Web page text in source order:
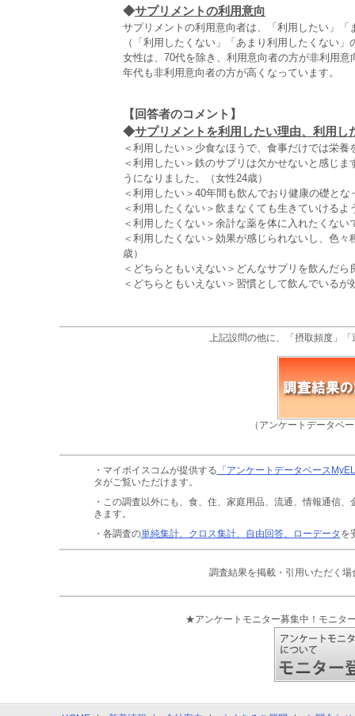
◆サプリメントの利用意向
サプリメントの利用意向者は、「利用したい」
（「利用したくない」「あまり利用したくない
女性は、70代を除き、利用意向者の方が非利用
年代も非利用意向者の方が高くなっています。
【回答者のコメント】
◆サプリメントを利用したい理由、利用し
＜利用したい＞少食なほうで、食事だけでは栄
＜利用したい＞鉄のサプリは欠かせないと感じ
うになりました。（女性24歳）
＜利用したい＞40年間も飲んでおり健康の礎と
＜利用したくない＞飲まなくても生きていける
＜利用したくない＞余計な薬を体に入れたくな
＜利用したくない＞効果が感じられないし、色
歳）
＜どちらともいえない＞どんなサプリを飲んだ
＜どちらともいえない＞習慣として飲んでいる
上記設問の他に、「摂取頻度」
（アンケートデータベ
・マイボイスコムが提供する 「アンケートデータベース
タがご覧いただけます。
・この調査以外にも、食、住、家庭用品、流通、情報通信、
きます。
・各調査の単純集計、クロス集計、自由回答、ローデータ を
調査結果を掲載・引用いただく場
★アンケートモニター募集中！モニタ